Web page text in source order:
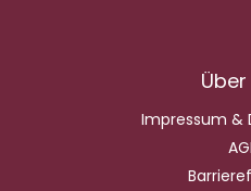
Impressum &